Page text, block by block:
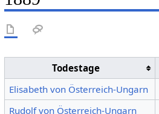
Todestage
Elisabeth von Österreich-Ungarn
Rudolf von Österreich-Ungarn